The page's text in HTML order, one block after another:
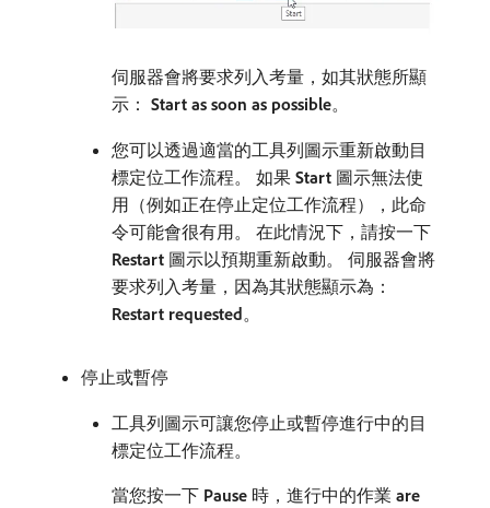
伺服器會將要求列入考量，如其狀態所顯
示： Start as soon as possible。
您可以透過適當的工具列圖示重新啟動目
標定位工作流程。 如果​ Start ​圖示無法使
用（例如正在停止定位工作流程），此命
令可能會很有用。 在此情況下，請按一下​
Restart ​圖示以預期重新啟動。 伺服器會將
要求列入考量，因為其狀態顯示為：
Restart requested。
停止或暫停
工具列圖示可讓您停止或暫停進行中的目
標定位工作流程。
當您按一下​ Pause ​時，進行中的作業​ are